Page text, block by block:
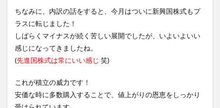
ちなみに、内訳の話をすると、今月はついに新興国株式もプ
ラスに転じました！
しばらくマイナスが続く苦しい展開でしたが、いよいよいい
感じになってきましたね。
(先進国株式は常にいい感じ 笑)
これが積立の威力です！
安価な時に多数購入することで、値上がりの恩恵をしっかり